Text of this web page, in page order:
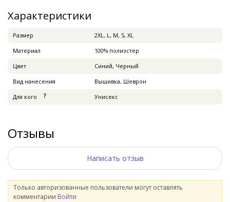
Характеристики
Pазмер
2XL, L, M, S, XL
Материал
100% полиэстер
Цвет
Синий, Черный
Вид нанесения
Вышивка, Шеврон
Для кого
Унисекс
Отзывы
Написать отзыв
Только авторизованные пользователи могут оставлять
комментарии Войти